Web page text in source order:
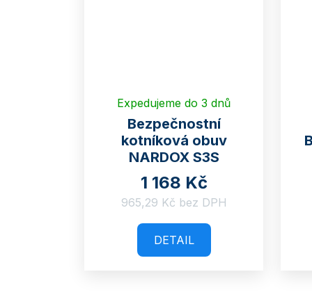
Expedujeme do 3 dnů
Bezpečnostní
kotníková obuv
NARDOX S3S
1 168 Kč
965,29 Kč bez DPH
DETAIL